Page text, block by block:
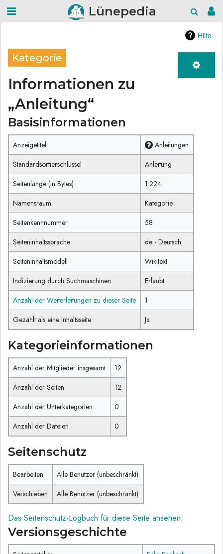
Lünepedia
Hilfe
Kategorie
Informationen zu
„Anleitung“
Basisinformationen
Anzeigetitel
Anleitungen
Standardsortierschlüssel
Anleitung
Seitenlänge (in Bytes)
1.224
Namensraum
Kategorie
Seitenkennnummer
58
Seiteninhaltssprache
de - Deutsch
Seiteninhaltsmodell
Wikitext
Indizierung durch Suchmaschinen
Erlaubt
Anzahl der Weiterleitungen zu dieser Seite
1
Gezählt als eine Inhaltsseite
Ja
Kategorieinformationen
Anzahl der Mitglieder insgesamt
12
Anzahl der Seiten
12
Anzahl der Unterkategorien
0
Anzahl der Dateien
0
Seitenschutz
Bearbeiten
Alle Benutzer (unbeschränkt)
Verschieben
Alle Benutzer (unbeschränkt)
Das Seitenschutz-Logbuch für diese Seite ansehen.
Versionsgeschichte